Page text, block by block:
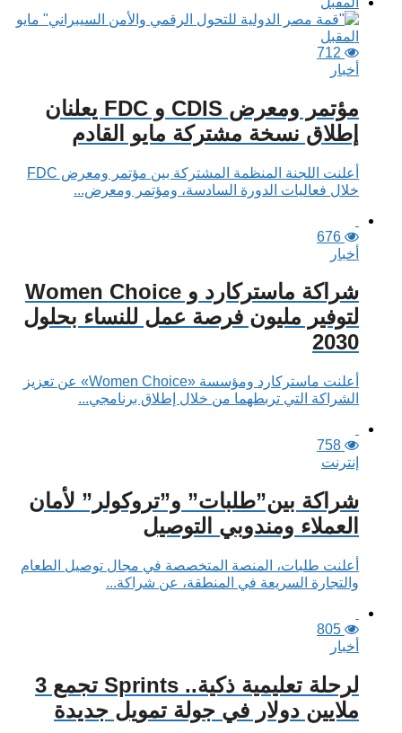
712
أخبار
مؤتمر ومعرض CDIS و FDC يعلنان
إطلاق نسخة مشتركة مايو القادم
أعلنت اللجنة المنظمة المشتركة بين مؤتمر ومعرض FDC
خلال فعاليات الدورة السادسة، ومؤتمر ومعرض...
676
أخبار
شراكة ماستركارد و Women Choice
لتوفير مليون فرصة عمل للنساء بحلول
2030
أعلنت ماستركارد ومؤسسة «Women Choice» عن تعزيز
الشراكة التي تربطهما من خلال إطلاق برنامجي...
758
إنترنت
شراكة بين”طلبات” و”تروكولر” لأمان
العملاء ومندوبي التوصيل
أعلنت طلبات، المنصة المتخصصة في مجال توصيل الطعام
والتجارة السريعة في المنطقة، عن شراكة...
805
أخبار
لرحلة تعليمية ذكية.. Sprints تجمع 3
ملايين دولار في جولة تمويل جديدة